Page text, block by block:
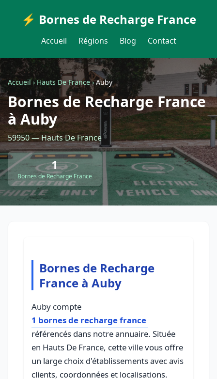
⚡ Bornes de Recharge France
Accueil Régions Blog Contact
Accueil›Hauts De France›Auby
Bornes de Recharge France
à Auby
59950 — Hauts De France
1
Bornes de Recharge France
Bornes de Recharge
France à Auby
Auby compte
1 bornes de recharge france
référencés dans notre annuaire. Située
en Hauts De France, cette ville vous offre
un large choix d'établissements avec avis
clients, coordonnées et localisations.